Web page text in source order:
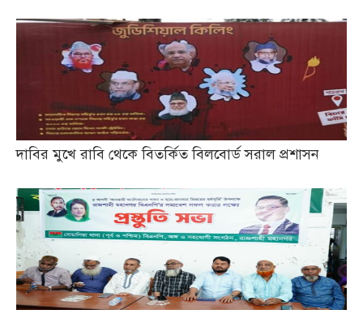
দাবির মুখে রাবি থেকে বিতর্কিত বিলবোর্ড সরাল প্রশাসন